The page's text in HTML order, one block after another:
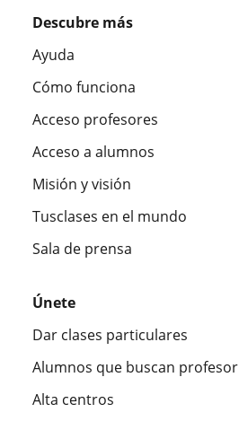
Descubre más
Ayuda
Cómo funciona
Acceso profesores
Acceso a alumnos
Misión y visión
Tusclases en el mundo
Sala de prensa
Únete
Dar clases particulares
Alumnos que buscan profesor
Alta centros